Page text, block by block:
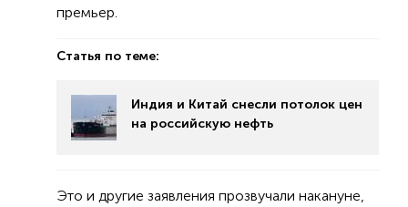
премьер.
Статья по теме:
Индия и Китай снесли потолок цен
на российскую нефть
Это и другие заявления прозвучали накануне,